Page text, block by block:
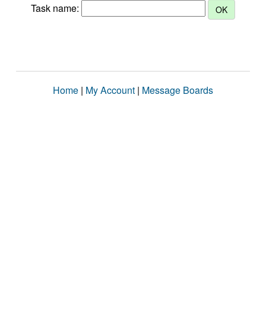
Task name:
Home | My Account | Message Boards